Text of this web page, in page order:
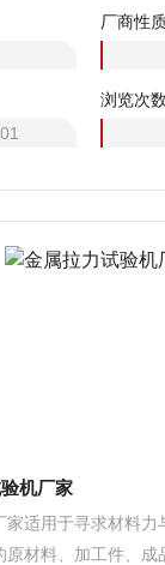
厂商性质
浏览次数
机厂家
家适用于寻求材料力
材料、加工件、成